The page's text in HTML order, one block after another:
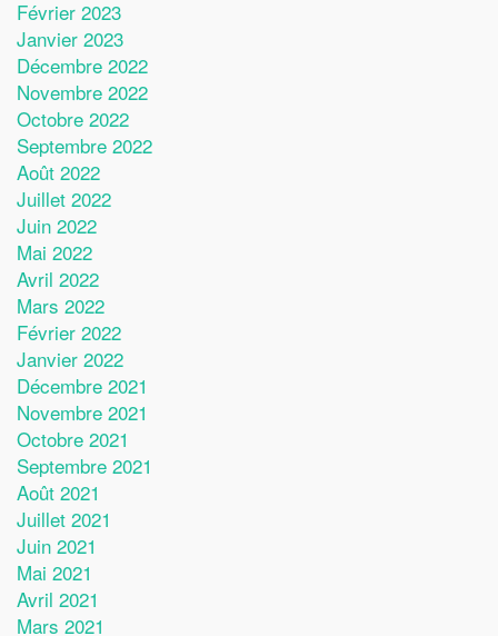
Février 2023
Janvier 2023
Décembre 2022
Novembre 2022
Octobre 2022
Septembre 2022
Août 2022
Juillet 2022
Juin 2022
Mai 2022
Avril 2022
Mars 2022
Février 2022
Janvier 2022
Décembre 2021
Novembre 2021
Octobre 2021
Septembre 2021
Août 2021
Juillet 2021
Juin 2021
Mai 2021
Avril 2021
Mars 2021